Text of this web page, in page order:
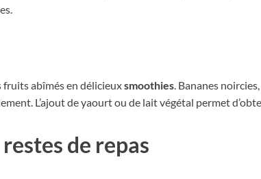
abîmés en délicieuxsmoothies. Bananes
L’ajout de yaourt ou de lait végétal permet
de repas